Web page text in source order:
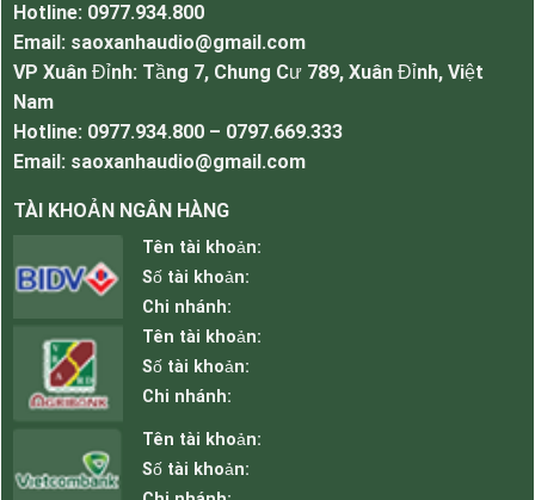
Loa hát karaoke BMB CSX580SE
Hotline: 0977.934.800
Email: saoxanhaudio@gmail.com
VP Xuân Đỉnh: Tầng 7, Chung Cư 789, Xuân Đỉnh, Việt
Nam
Hotline: 0977.934.800 – 0797.669.333
Email: saoxanhaudio@gmail.com
TÀI KHOẢN NGÂN HÀNG
Tên tài khoản:
Số tài khoản:
Chi nhánh:
Tên tài khoản:
Số tài khoản:
Chi nhánh:
Tên tài khoản:
Số tài khoản: